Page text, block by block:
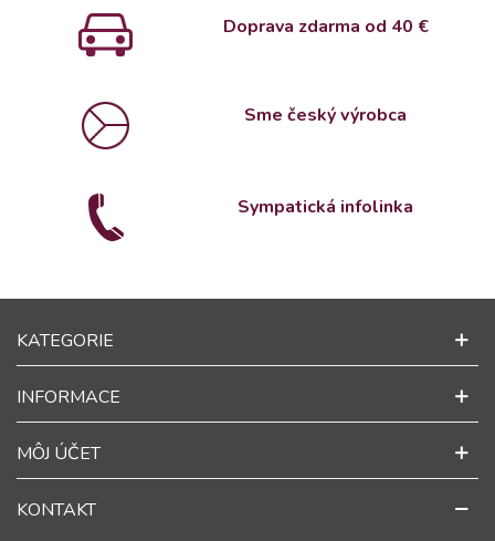
Doprava zdarma od 40 €
Sme český výrobca
Sympatická infolinka
KATEGORIE
INFORMACE
MÔJ ÚČET
KONTAKT